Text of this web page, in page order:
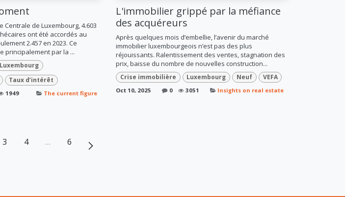
Centrale de Luxembourg, 4.603
ont été accordés au
2.457 en 2023. Ce
principalement par la ...
Luxembourg
Taux d’intérêt
1949 The current figure
L'immobilier grippé par la méfiance
des acquéreurs
Après quelques mois d’embellie, l’avenir du marché
immobilier luxembourgeois n’est pas des plus
réjouissants. Ralentissement des ventes, stagnation des
prix, baisse du nombre de nouvelles construction...
Crise immobilière Luxembourg Neuf VEFA
Oct 10, 2025 0 3051 Insights on real estate
3 4 … 6